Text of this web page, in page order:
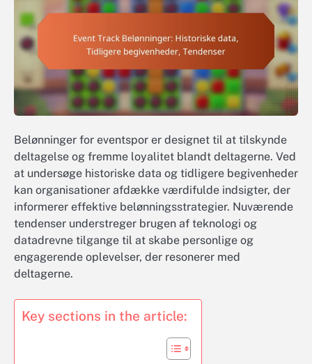
Belønninger for eventspor er designet til at tilskynde
deltagelse og fremme loyalitet blandt deltagerne. Ved
at undersøge historiske data og tidligere begivenheder
kan organisationer afdække værdifulde indsigter, der
informerer effektive belønningsstrategier. Nuværende
tendenser understreger brugen af teknologi og
datadrevne tilgange til at skabe personlige og
engagerende oplevelser, der resonerer med
deltagerne.
Key sections in the article: